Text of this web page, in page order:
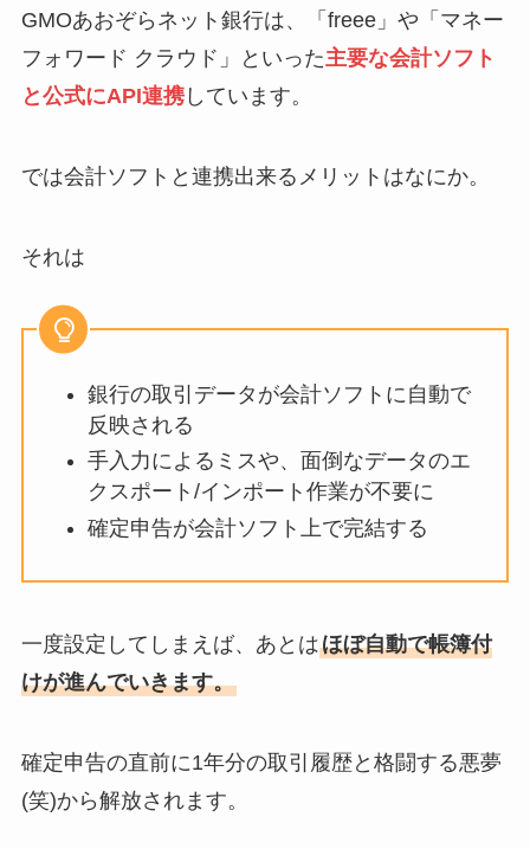
GMOあおぞらネット銀行は、「freee」や「マネー
フォワード クラウド」といった主要な会計ソフト
と公式にAPI連携しています。
では会計ソフトと連携出来るメリットはなにか。
それは
銀行の取引データが会計ソフトに自動で
反映される
手入力によるミスや、面倒なデータのエ
クスポート/インポート作業が不要に
確定申告が会計ソフト上で完結する
一度設定してしまえば、あとはほぼ自動で帳簿付
けが進んでいきます。
確定申告の直前に1年分の取引履歴と格闘する悪夢
(笑)から解放されます。